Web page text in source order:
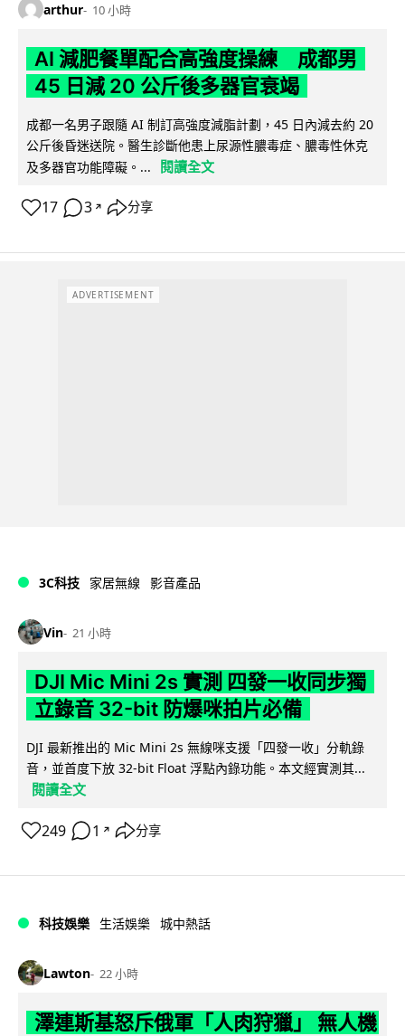
arthur 10 小時
AI 減肥餐單配合高強度操練 成都男
45 日減 20 公斤後多器官衰竭
成都一名男子跟隨 AI 制訂高強度減脂計劃，45 日內減去約 20
公斤後昏迷送院。醫生診斷他患上尿源性膿毒症、膿毒性休克
及多器官功能障礙。...
閱讀全文
17 3 ↗ 分享
ADVERTISEMENT
3C科技 家居無線 影音產品
Vin 21 小時
DJI Mic Mini 2s 實測 四發一收同步獨
立錄音 32-bit 防爆咪拍片必備
DJI 最新推出的 Mic Mini 2s 無線咪支援「四發一收」分軌錄
音，並首度下放 32-bit Float 浮點內錄功能。本文經實測其...
閱讀全文
249 1 ↗ 分享
科技娛樂 生活娛樂 城中熱話
Lawton 22 小時
澤連斯基怒斥俄軍「人肉狩獵」 無人機